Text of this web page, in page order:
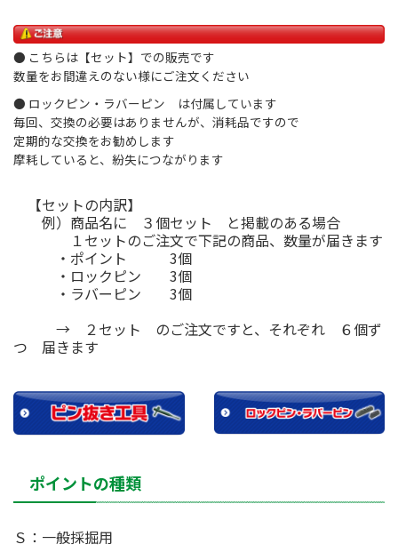
● こちらは【セット】での販売です
数量をお間違えのない様にご注文ください
● ロックピン・ラバーピン は付属しています
毎回、交換の必要はありませんが、消耗品ですので
定期的な交換をお勧めします
摩耗していると、紛失につながります
【セットの内訳】
例）商品名に ３個セット と掲載のある場合
１セットのご注文で下記の商品、数量が届きます
・ポイント 3個
・ロックピン 3個
・ラバーピン 3個
→ ２セット のご注文ですと、それぞれ ６個ず
つ 届きます
ポイントの種類
Ｓ：一般採掘用